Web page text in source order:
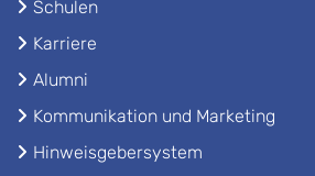
Schulen
Karriere
Alumni
Kommunikation und Marketing
Hinweisgebersystem